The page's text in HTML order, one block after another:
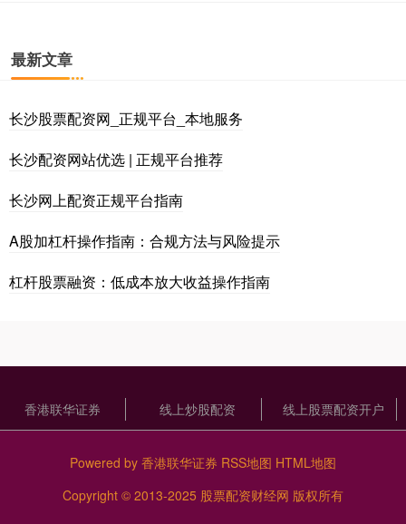
最新文章
长沙股票配资网_正规平台_本地服务
长沙配资网站优选 | 正规平台推荐
长沙网上配资正规平台指南
A股加杠杆操作指南：合规方法与风险提示
杠杆股票融资：低成本放大收益操作指南
香港联华证券 线上炒股配资 线上股票配资开户
Powered by 香港联华证券 RSS地图 HTML地图
Copyright © 2013-2025 股票配资财经网 版权所有